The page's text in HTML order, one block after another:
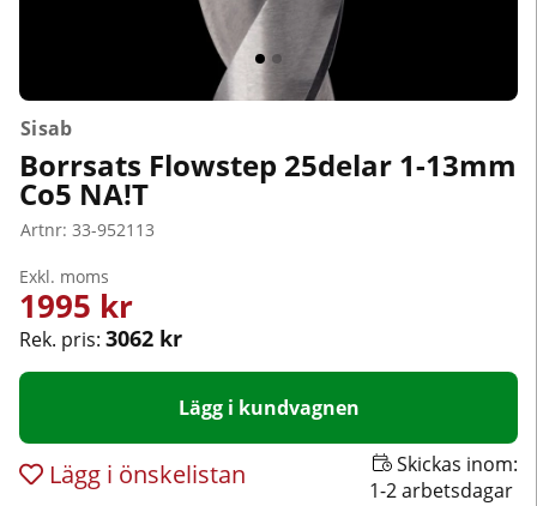
Sisab
Borrsats Flowstep 25delar 1-13mm
Co5 NA!T
Artnr: 33-952113
Exkl. moms
1995 kr
Rek. pris: 3062 kr
Lägg i kundvagnen
Lägg i önskelistan
Skickas inom:
1-2 arbetsdagar